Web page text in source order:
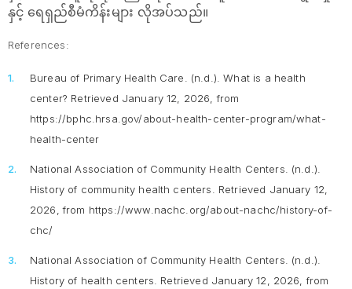
နှင့် ရေရှည်စီမံကိန်းများ လိုအပ်သည်။
References:
Bureau of Primary Health Care. (n.d.).What is a health
center? Retrieved January 12, 2026, from
https://bphc.hrsa.gov/about-health-center-program/what-
health-center
National Association of Community Health Centers. (n.d.).
History of community health centers. Retrieved January 12,
2026, from https://www.nachc.org/about-nachc/history-of-
chc/
National Association of Community Health Centers. (n.d.).
History of health centers. Retrieved January 12, 2026, from